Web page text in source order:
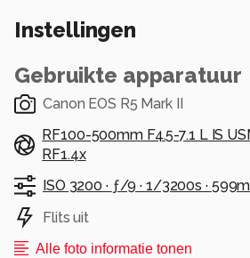
Alle rechten voorbehouden
Instellingen
Gebruikte apparatuur
Canon EOS R5 Mark II
RF100-500mm F4.5-7.1 L IS
RF1.4x
ISO 3200 · ƒ/9 · 1/3200s ·
Flits uit
Alle foto informatie tonen